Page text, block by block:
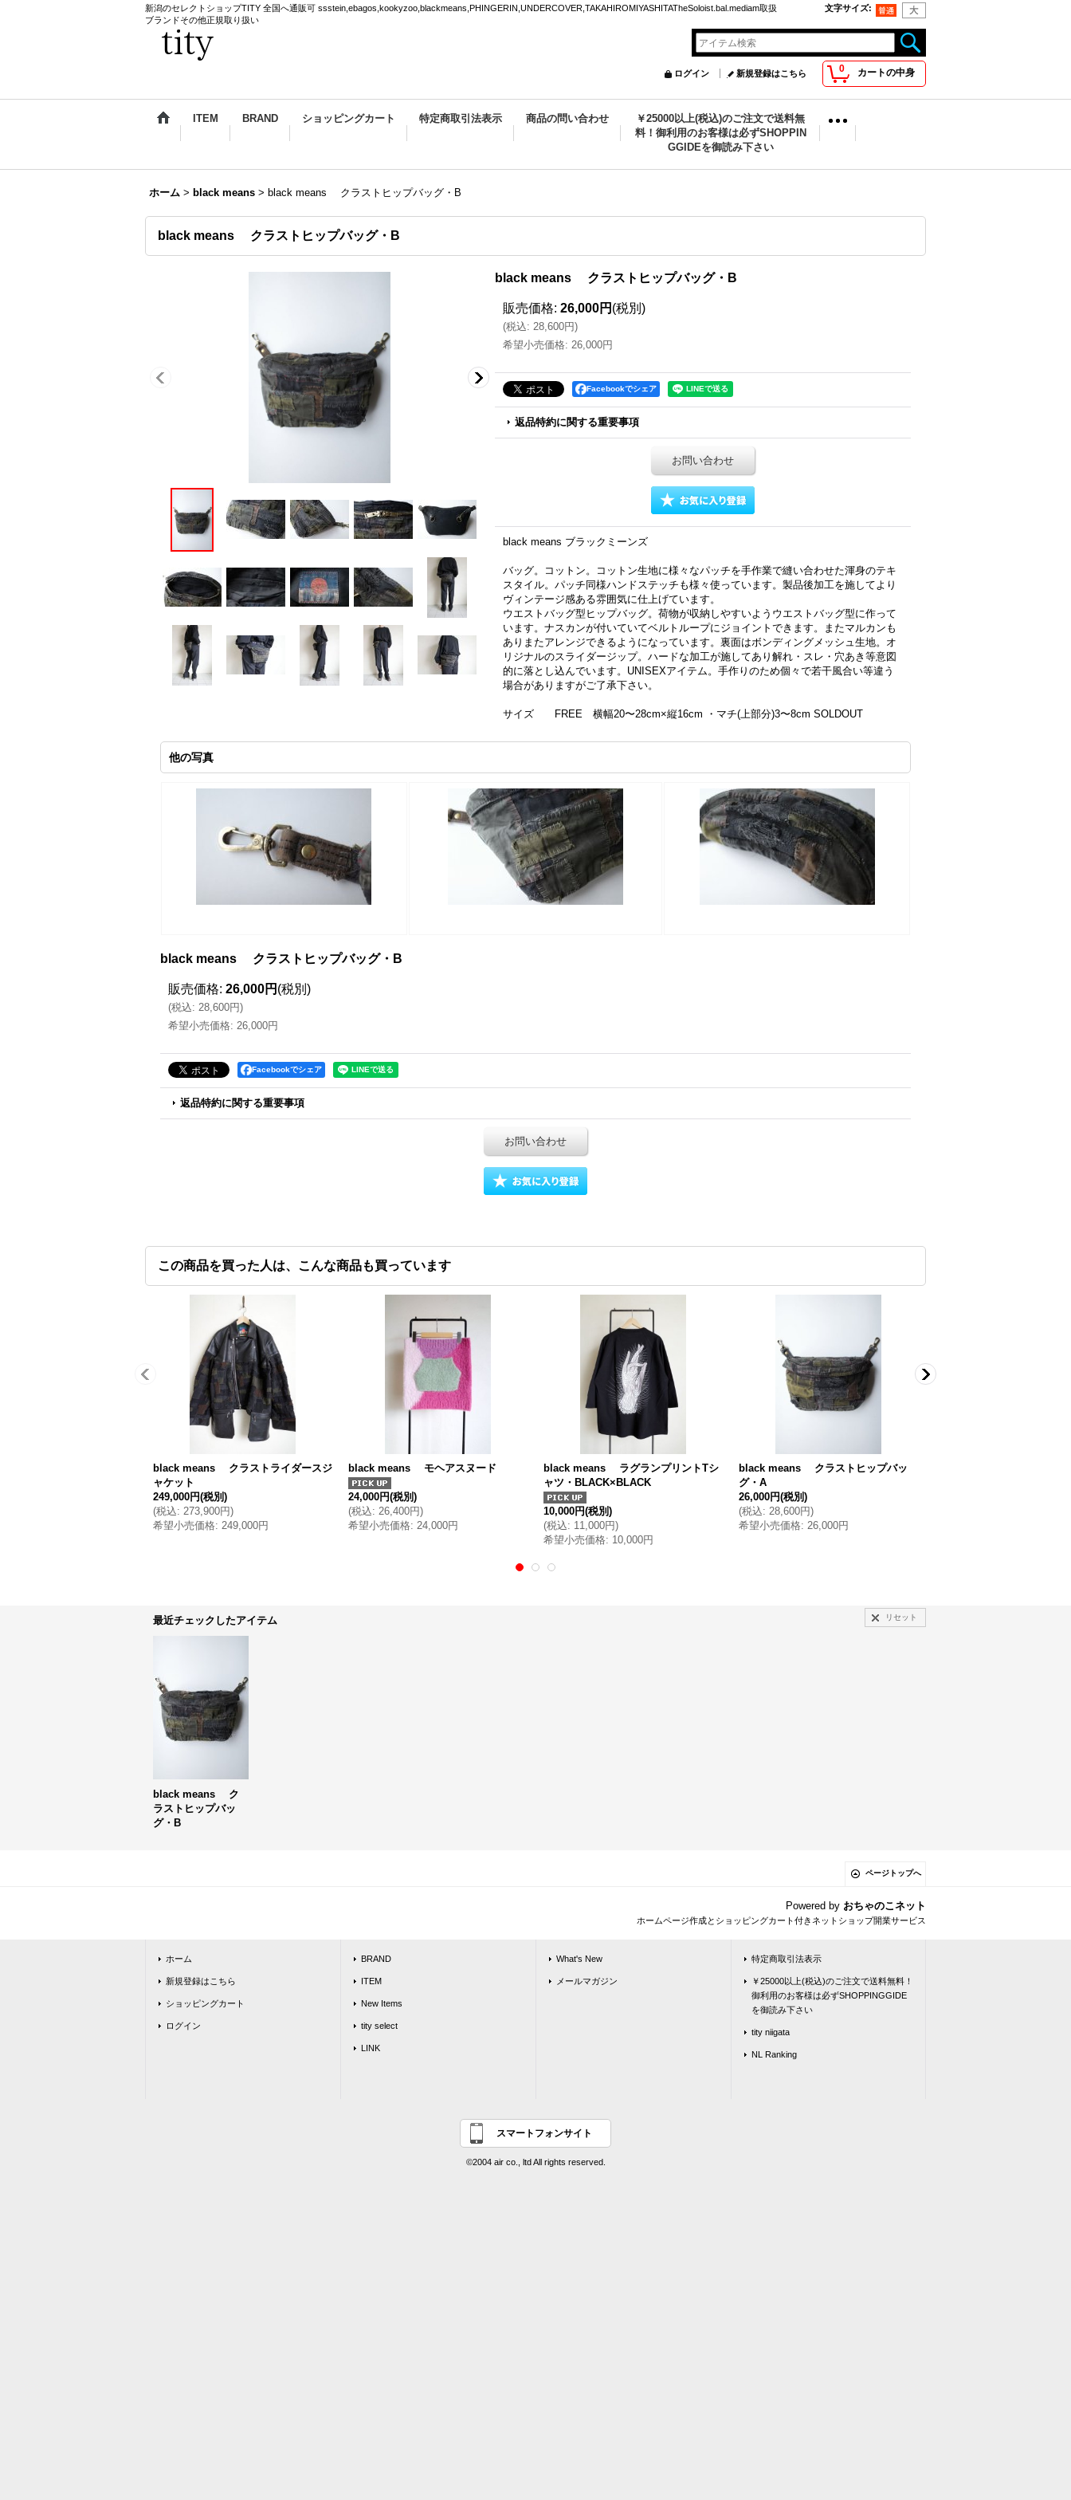
新潟のセレクトショップTITY 全国へ通販可 ssstein,ebagos,kookyzoo,blackmeans,PHINGERIN,UNDERCOVER,TAKAHIROMIYASHITATheSoloist.bal.mediam取扱
ブランドその他正規取り扱い
文字サイズ:
0 カートの中身
ログイン 新規登録はこちら
ITEM BRAND ショッピングカート 特定商取引法表示 商品の問い合わせ
￥25000以上(税込)のご注文で送料無
料！御利用のお客様は必ずSHOPPIN
GGIDEを御読み下さい
ホーム > black means > black means クラストヒップバッグ・B
black means クラストヒップバッグ・B
black means クラストヒップバッグ・B
販売価格: 26,000円 (税別)
(税込: 28,600円)
希望小売価格: 26,000円
Facebookでシェア
返品特約に関する重要事項
お問い合わせ
black means ブラックミーンズ
バッグ。コットン。コットン生地に様々なパッチを手作業で縫い合わせた渾身のテキ
スタイル。パッチ同様ハンドステッチも様々使っています。製品後加工を施してより
ヴィンテージ感ある雰囲気に仕上げています。
ウエストバッグ型ヒップバッグ。荷物が収納しやすいようウエストバッグ型に作って
います。ナスカンが付いていてベルトループにジョイントできます。またマルカンも
ありまたアレンジできるようになっています。裏面はボンディングメッシュ生地。オ
リジナルのスライダージップ。ハードな加工が施してあり解れ・スレ・穴あき等意図
的に落とし込んでいます。UNISEXアイテム。手作りのため個々で若干風合い等違う
場合がありますがご了承下さい。
サイズ FREE 横幅20〜28cm×縦16cm ・マチ(上部分)3〜8cm SOLDOUT
他の写真
black means クラストヒップバッグ・B
販売価格: 26,000円 (税別)
(税込: 28,600円)
希望小売価格: 26,000円
Facebookでシェア
返品特約に関する重要事項
お問い合わせ
この商品を買った人は、こんな商品も買っています
black means クラストライダースジ
ャケット
249,000円(税別)
(税込: 273,900円)
希望小売価格: 249,000円
black means モヘアスヌード
24,000円(税別)
(税込: 26,400円)
希望小売価格: 24,000円
black means ラグランプリントTシ
ャツ・BLACK×BLACK
10,000円(税別)
(税込: 11,000円)
希望小売価格: 10,000円
black means クラストヒップバッ
グ・A
26,000円(税別)
(税込: 28,600円)
希望小売価格: 26,000円
最近チェックしたアイテム リセット
black means ク
ラストヒップバッ
グ・B
ページトップへ
Powered by おちゃのこネット
ホームページ作成とショッピングカート付きネットショップ開業サービス
ホーム
新規登録はこちら
ショッピングカート
ログイン
BRAND
ITEM
New Items
tity select
LINK
What's New
メールマガジン
特定商取引法表示
￥25000以上(税込)のご注文で送料無料！
御利用のお客様は必ずSHOPPINGGIDE
を御読み下さい
tity niigata
NL Ranking
スマートフォンサイト
©2004 air co., ltd All rights reserved.